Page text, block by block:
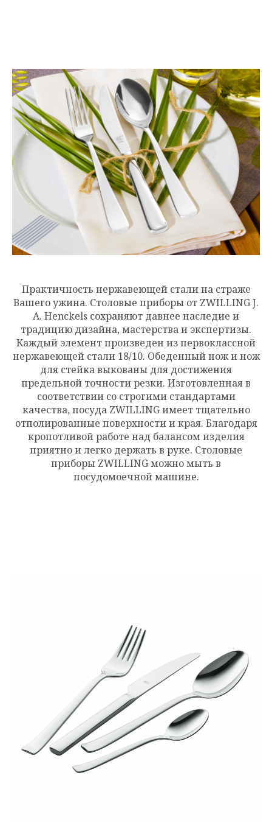
Практичность нержавеющей стали на страже
Вашего ужина. Столовые приборы от ZWILLING J.
A. Henckels сохраняют давнее наследие и
традицию дизайна, мастерства и экспертизы.
Каждый элемент произведен из первоклассной
нержавеющей стали 18/10. Обеденный нож и нож
для стейка выкованы для достижения
предельной точности резки. Изготовленная в
соответствии со строгими стандартами
качества, посуда ZWILLING имеет тщательно
отполированные поверхности и края. Благодаря
кропотливой работе над балансом изделия
приятно и легко держать в руке. Столовые
приборы ZWILLING можно мыть в
посудомоечной машине.